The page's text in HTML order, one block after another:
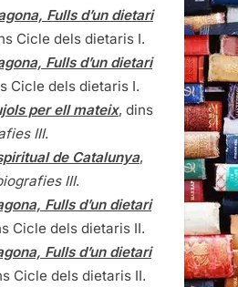
Fulls d’un dietari
Cicle dels dietaris I.
Fulls d’un dietari
Cicle dels dietaris I.
per ell mateix, dins
III.
de Catalunya,
III.
Fulls d’un dietari
Cicle dels dietaris II.
Fulls d’un dietari
Cicle dels dietaris II.